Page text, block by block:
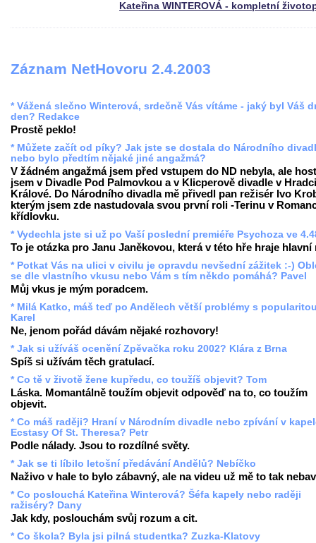
Kateřina WINTEROVÁ - kompletní
Záznam NetHovoru 2.4.2003
* Vážená slečno Winterová, srdečně Vás vítáme - jaký byl Váš
den? Redakce
Prostě peklo!
* Můžete začít od píky? Jak jste se dostala do Národního
nebo bylo předtím nějaké jiné angažmá?
V žádném angažmá jsem před vstupem do ND nebyla, ale
jsem v Divadle Pod Palmovkou a v Klicperově divadle v Hradci
Králové. Do Národního divadla mě přivedl pan režisér Ivo
kterým jsem zde nastudovala svou první roli -Terinu v
křídlovku.
* Vydechla jste si už po Vaší poslední premiéře Psychoza ve
To je otázka pro Janu Janěkovou, která v této hře hraje hlavní
* Potkat Vás na ulici v civilu je opravdu nevšední zážitek :-)
se dle vlastního vkusu nebo Vám s tím někdo pomáhá? Pavel
Můj vkus je mým poradcem.
* Milá Katko, máš teď po Andělech větší problémy s
Karel
Ne, jenom pořád dávám nějaké rozhovory!
* Jak si užíváš ocenění Zpěvačka roku 2002? Klára z Brna
Spíš si užívám těch gratulací.
* Co tě v životě žene kupředu, co toužíš objevit? Tom
Láska. Momantálně toužím objevit odpověď na to, co toužím
objevit.
* Co máš raději? Hraní v Národním divadle nebo zpívání v
Ecstasy Of St. Theresa? Petr
Podle nálady. Jsou to rozdílné světy.
* Jak se ti líbilo letošní předávání Andělů? Nebíčko
Naživo v hale to bylo zábavný, ale na videu už mě to tak
* Co poslouchá Kateřina Winterová? Šéfa kapely nebo raději
ražiséry? Dany
Jak kdy, poslouchám svůj rozum a cit.
* Co škola? Byla jsi pilná studentka? Zuzka-Klatovy